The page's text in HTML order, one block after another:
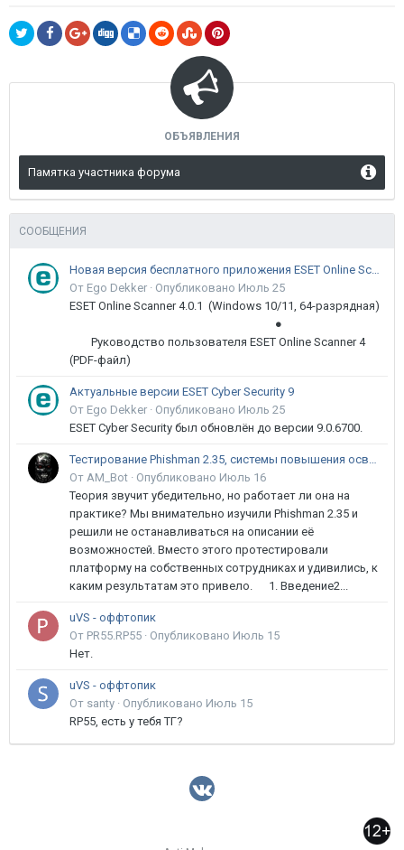
ОБЪЯВЛЕНИЯ
Памятка участника форума
СООБЩЕНИЯ
Новая версия бесплатного приложения ESET Online Scanner доступна пользователям
От Ego Dekker · Опубликовано Июль 25
ESET Online Scanner 4.0.1 (Windows 10/11, 64-разрядная)
●
Руководство пользователя ESET Online Scanner 4
(PDF-файл)
Актуальные версии ESET Cyber Security 9
От Ego Dekker · Опубликовано Июль 25
ESET Cyber Security был обновлён до версии 9.0.6700.
Тестирование Phishman 2.35, системы повышения осведомлённости пользователей в сфере ИБ
От AM_Bot · Опубликовано Июль 16
Теория звучит убедительно, но работает ли она на
практике? Мы внимательно изучили Phishman 2.35 и
решили не останавливаться на описании её
возможностей. Вместо этого протестировали
платформу на собственных сотрудниках и удивились, к
каким результатам это привело. 1. Введение2...
uVS - оффтопик
От PR55.RP55 · Опубликовано Июль 15
Нет.
uVS - оффтопик
От santy · Опубликовано Июль 15
RP55, есть у тебя ТГ?